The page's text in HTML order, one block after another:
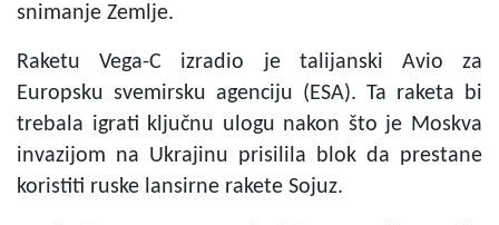
snimanje Zemlje.
Raketu Vega-C izradio je talijanski Avio za
Europsku svemirsku agenciju (ESA). Ta raketa bi
trebala igrati ključnu ulogu nakon što je Moskva
invazijom na Ukrajinu prisilila blok da prestane
koristiti ruske lansirne rakete Sojuz.